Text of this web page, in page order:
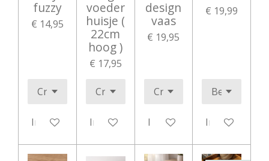
fuzzy
€ 14,95
In winkelwagen
voeder
huisje (
22cm
hoog )
€ 17,95
In winkelwagen
design
vaas
€ 19,95
In winkelwagen
€ 19,99
In